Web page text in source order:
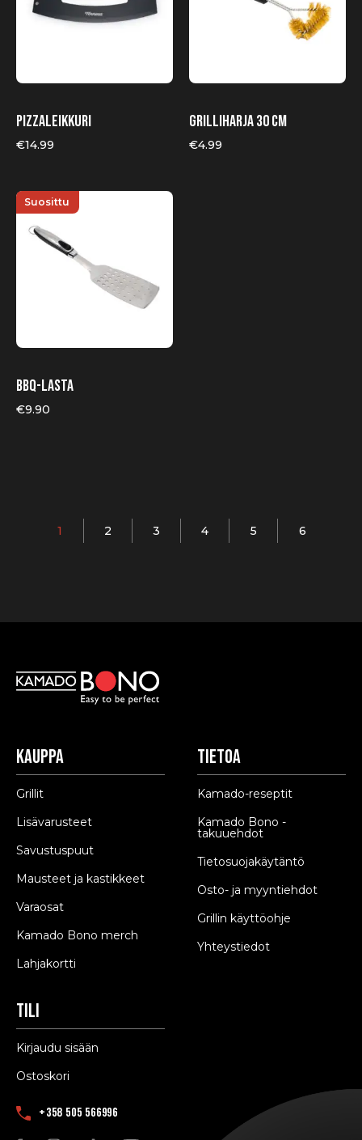
Pizzaleikkuri
€14.99
Grilliharja 30 cm
€4.99
Suosittu
BBQ-lasta
€9.90
1 2 3 4 5 6
Kauppa
Grillit
Lisävarusteet
Savustuspuut
Mausteet ja kastikkeet
Varaosat
Kamado Bono merch
Lahjakortti
Tietoa
Kamado-reseptit
Kamado Bono -
takuuehdot
Tietosuojakäytäntö
Osto- ja myyntiehdot
Grillin käyttöohje
Yhteystiedot
Tili
Kirjaudu sisään
Ostoskori
+358 505 566996